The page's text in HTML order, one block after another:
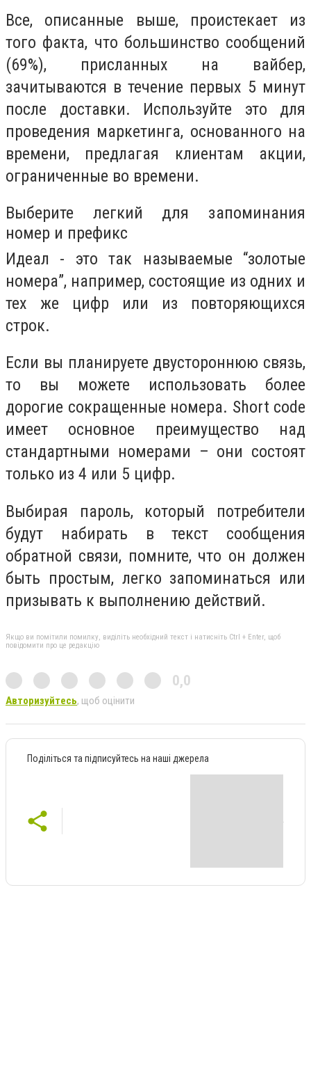
Все, описанные выше, проистекает из
того факта, что большинство сообщений
(69%), присланных на вайбер,
зачитываются в течение первых 5 минут
после доставки. Используйте это для
проведения маркетинга, основанного на
времени, предлагая клиентам акции,
ограниченные во времени.
Выберите легкий для запоминания
номер и префикс
Идеал - это так называемые “золотые
номера”, например, состоящие из одних и
тех же цифр или из повторяющихся
строк.
Если вы планируете двустороннюю связь,
то вы можете использовать более
дорогие сокращенные номера. Short code
имеет основное преимущество над
стандартными номерами – они состоят
только из 4 или 5 цифр.
Выбирая пароль, который потребители
будут набирать в текст сообщения
обратной связи, помните, что он должен
быть простым, легко запоминаться или
призывать к выполнению действий.
Якщо ви помітили помилку, виділіть необхідний текст і натисніть Ctrl + Enter, щоб
повідомити про це редакцію
0,0
Авторизуйтесь, щоб оцінити
Поділіться та підписуйтесь на наші джерела